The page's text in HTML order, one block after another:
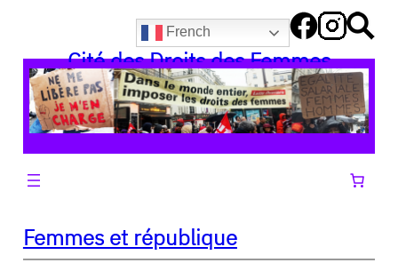
contenu
French
Cité des Droits des Femmes
Femmes et république